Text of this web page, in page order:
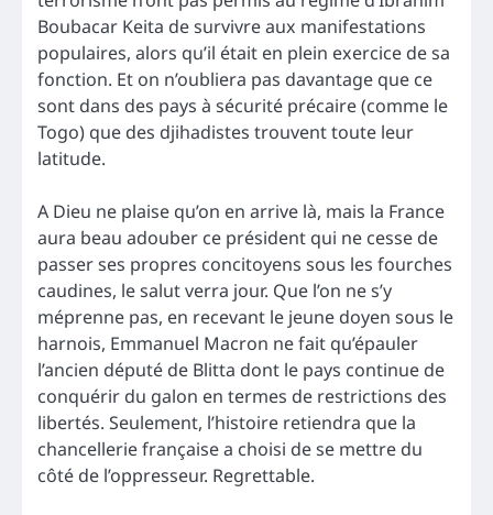
Boubacar Keita de survivre aux manifestations
populaires, alors qu’il était en plein exercice de sa
fonction. Et on n’oubliera pas davantage que ce
sont dans des pays à sécurité précaire (comme le
Togo) que des djihadistes trouvent toute leur
latitude.
A Dieu ne plaise qu’on en arrive là, mais la France
aura beau adouber ce président qui ne cesse de
passer ses propres concitoyens sous les fourches
caudines, le salut verra jour. Que l’on ne s’y
méprenne pas, en recevant le jeune doyen sous le
harnois, Emmanuel Macron ne fait qu’épauler
l’ancien député de Blitta dont le pays continue de
conquérir du galon en termes de restrictions des
libertés. Seulement, l’histoire retiendra que la
chancellerie française a choisi de se mettre du
côté de l’oppresseur. Regrettable.